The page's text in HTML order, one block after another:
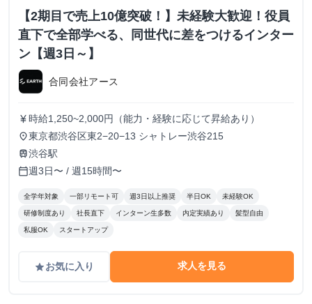
【2期目で売上10億突破！】未経験大歓迎！役員
直下で全部学べる、同世代に差をつけるインター
ン【週3日～】
合同会社アース
currency_yen 時給1,250~2,000円（能力・経験に応じて昇給あり）
place東京都渋谷区東2−20−13 シャトレー渋谷215
train渋谷駅
calendar_today週3日〜 / 週15時間〜
全学年対象 一部リモート可 週3日以上推奨 半日OK 未経験OK
研修制度あり 社長直下 インターン生多数 内定実績あり 髪型自由
私服OK スタートアップ
gradeお気に入り 求人を見る